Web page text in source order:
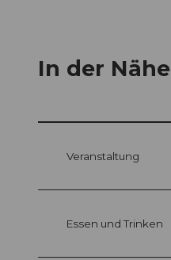
In der Nähe
Veranstaltung
Essen und Trinken